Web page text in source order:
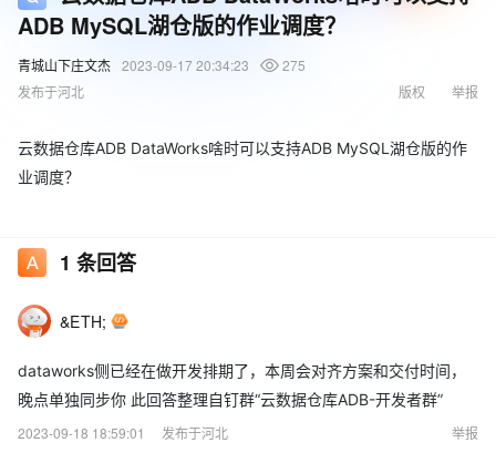
ADB MySQL湖仓版的作业调度？
青城山下庄文杰 2023-09-17 20:34:23
275
发布于河北
举报
版权
云数据仓库ADB DataWorks啥时可以支持ADB MySQL湖仓版的作
业调度？
1 条回答
&ETH;
dataworks侧已经在做开发排期了，本周会对齐方案和交付时间，
晚点单独同步你 此回答整理自钉群“云数据仓库ADB-开发者群”
2023-09-18 18:59:01
发布于河北 举报